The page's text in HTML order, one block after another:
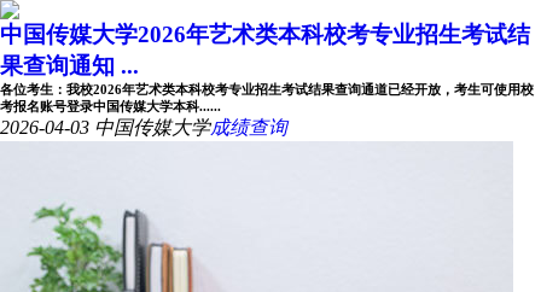
中国传媒大学2026年艺术类本科校考专业招生考试结
果查询通知 ...
各位考生：我校2026年艺术类本科校考专业招生考试结果查询通道已经开放，考生可使用校
考报名账号登录中国传媒大学本科......
2026-04-03 中国传媒大学成绩查询